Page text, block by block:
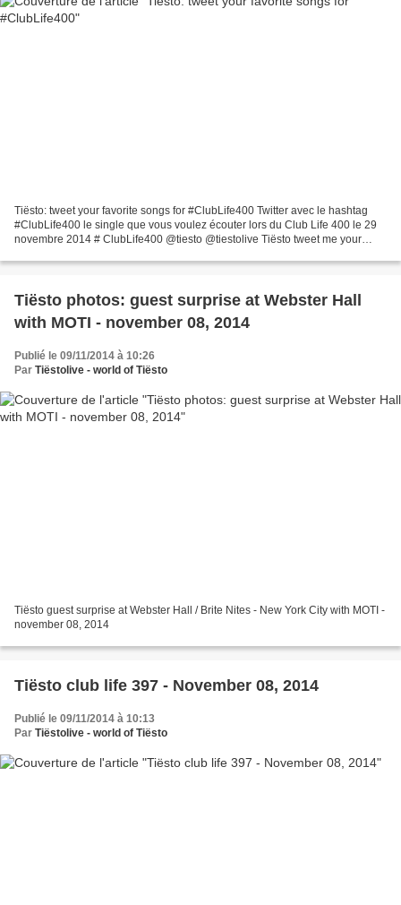
Tiësto: tweet your favorite songs for #ClubLife400 Twitter avec le hashtag
#ClubLife400 le single que vous voulez écouter lors du Club Life 400 le 29
novembre 2014 # ClubLife400 @tiesto @tiestolive Tiësto tweet me your
Tiësto photos: guest surprise at Webster Hall
with MOTI - november 08, 2014
Publié le 09/11/2014 à 10:26
Par Tiëstolive - world of Tiësto
Tiësto guest surprise at Webster Hall / Brite Nites - New York City with MOTI -
november 08, 2014
Tiësto club life 397 - November 08, 2014
Publié le 09/11/2014 à 10:13
Par Tiëstolive - world of Tiësto